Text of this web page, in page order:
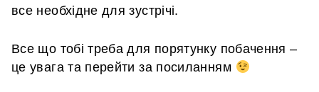
все необхідне для зустрічі.
Все що тобі треба для порятунку побачення –
це увага та перейти за посиланням